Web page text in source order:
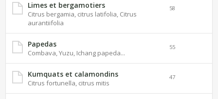
Limes et bergamotiers
Citrus bergamia, citrus latifolia, Citrus
aurantiifolia
58
Papedas
Combava, Yuzu, Ichang papeda...
55
Kumquats et calamondins
Citrus fortunella, citrus mitis
47